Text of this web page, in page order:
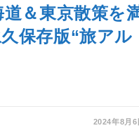
＆東京散策を
保存版“旅アル
2024年8月6